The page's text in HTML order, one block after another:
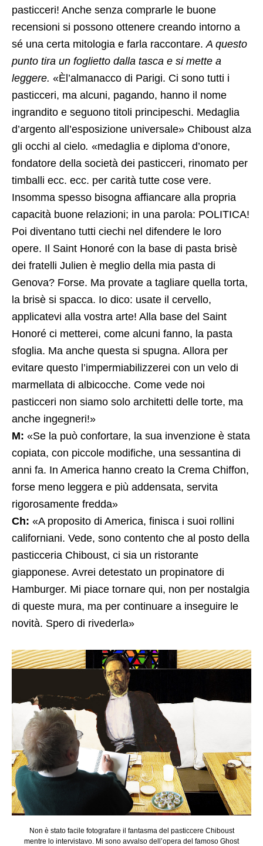
pasticceri! Anche senza comprarle le buone
recensioni si possono ottenere creando intorno a
sé una certa mitologia e farla raccontare.A questo
punto tira un foglietto dalla tasca e si mette a
leggere. «Èl’almanacco di Parigi. Ci sono tutti i
pasticceri, ma alcuni, pagando, hanno il nome
ingrandito e seguono titoli principeschi. Medaglia
d’argento all’esposizione universale» Chiboust alza
gli occhi al cielo. «medaglia e diploma d’onore,
fondatore della società dei pasticceri, rinomato per
timballi ecc. ecc. per carità tutte cose vere.
Insomma spesso bisogna affiancare alla propria
capacità buone relazioni; in una parola: POLITICA!
Poi diventano tutti ciechi nel difendere le loro
opere. Il Saint Honoré con la base di pasta brisè
dei fratelli Julien è meglio della mia pasta di
Genova? Forse. Ma provate a tagliare quella torta,
la brisè si spacca. Io dico: usate il cervello,
applicatevi alla vostra arte! Alla base del Saint
Honoré ci metterei, come alcuni fanno, la pasta
sfoglia. Ma anche questa si spugna. Allora per
evitare questo l’impermiabilizzerei con un velo di
marmellata di albicocche. Come vede noi
pasticceri non siamo solo architetti delle torte, ma
anche ingegneri!»
M: «Se la può confortare, la sua invenzione è stata
copiata, con piccole modifiche, una sessantina di
anni fa. In America hanno creato la Crema Chiffon,
forse meno leggera e più addensata, servita
rigorosamente fredda»
Ch: «A proposito di America, finisca i suoi rollini
californiani. Vede, sono contento che al posto della
pasticceria Chiboust, ci sia un ristorante
giapponese. Avrei detestato un propinatore di
Hamburger. Mi piace tornare qui, non per nostalgia
di queste mura, ma per continuare a inseguire le
novità. Spero di rivederla»
Non è stato facile fotografare il fantasma del pasticcere Chiboust
mentre lo intervistavo. Mi sono avvalso dell’opera del famoso Ghost